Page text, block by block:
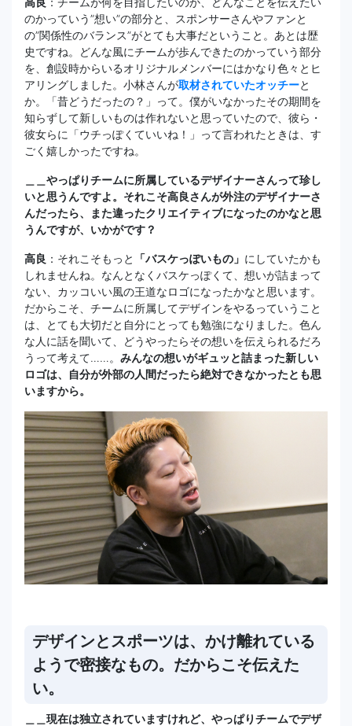
のかっていう”想い”の部分と、スポンサーさんやファンと
の”関係性のバランス”がとても大事だということ。あとは歴
史ですね。どんな風にチームが歩んできたのかっていう部分
を、創設時からいるオリジナルメンバーにはかなり色々とヒ
アリングしました。小林さんが取材されていたオッチーと
か。「昔どうだったの？」って。僕がいなかったその期間を
知らずして新しいものは作れないと思っていたので、彼ら・
彼女らに「ウチっぽくていいね！」って言われたときは、す
ごく嬉しかったですね。
＿＿やっぱりチームに所属しているデザイナーさんって珍し
いと思うんですよ。それこそ高良さんが外注のデザイナーさ
んだったら、また違ったクリエイティブになったのかなと思
うんですが、いかがです？
高良 ：それこそもっと 「バスケっぽいもの」 にしていたかも
しれませんね。なんとなくバスケっぽくて、想いが詰まって
ない、カッコいい風の王道なロゴになったかなと思います。
だからこそ、チームに所属してデザインをやるっていうこと
は、とても大切だと自分にとっても勉強になりました。色ん
な人に話を聞いて、どうやったらその想いを伝えられるだろ
うって考えて……。 みんなの想いがギュッと詰まった新しい
ロゴは、自分が外部の人間だったら絶対できなかったとも思
いますから。
デザインとスポーツは、かけ離れている
ようで密接なもの。だからこそ伝えた
い。
＿＿現在は独立されていますけれど、やっぱりチームでデザ